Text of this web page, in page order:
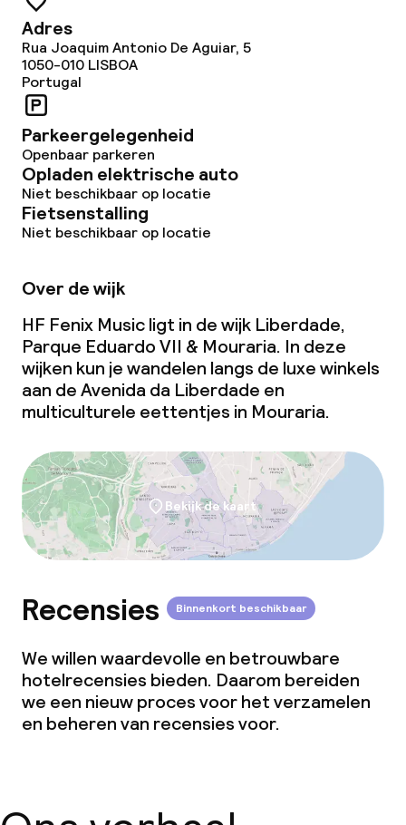
Adres
Rua Joaquim Antonio De Aguiar, 5
1050-010 LISBOA
Portugal
Parkeergelegenheid
Openbaar parkeren
Opladen elektrische auto
Niet beschikbaar op locatie
Fietsenstalling
Niet beschikbaar op locatie
Over de wijk
HF Fenix Music ligt in de wijk Liberdade,
Parque Eduardo VII & Mouraria. In deze
wijken kun je wandelen langs de luxe winkels
aan de Avenida da Liberdade en
multiculturele eettentjes in Mouraria.
Bekijk de kaart
Recensies Binnenkort beschikbaar
We willen waardevolle en betrouwbare
hotelrecensies bieden. Daarom bereiden
we een nieuw proces voor het verzamelen
en beheren van recensies voor.